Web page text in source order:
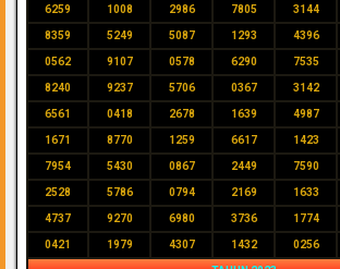
6259 1008 2986 7805 3144
8359 5249 5087 1293 4396
0562 9107 0578 6290 7535
8240 9237 5706 0367 3142
6561 0418 2678 1639 4987
1671 8770 1259 6617 1423
7954 5430 0867 2449 7590
2528 5786 0794 2169 1633
4737 9270 6980 3736 1774
0421 1979 4307 1432 0256